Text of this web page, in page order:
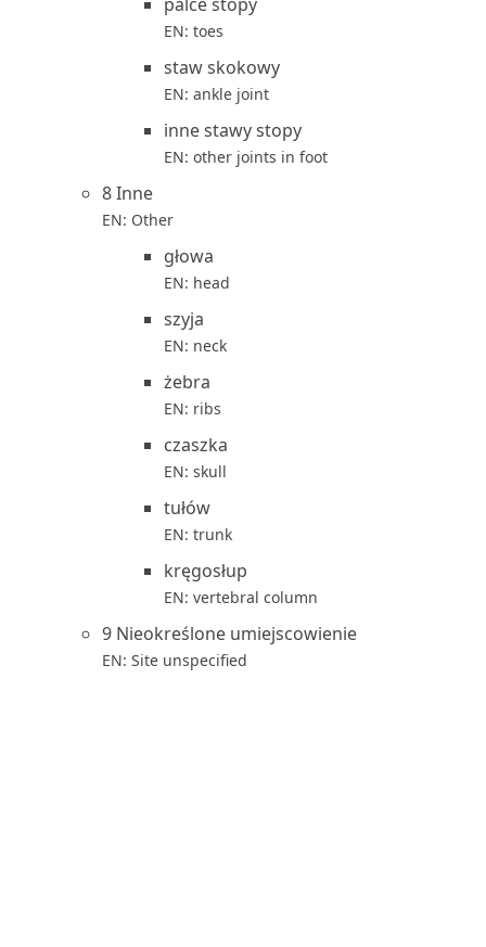
EN: toes
staw skokowy
EN: ankle joint
inne stawy stopy
EN: other joints in foot
8 Inne
EN: Other
głowa
EN: head
szyja
EN: neck
żebra
EN: ribs
czaszka
EN: skull
tułów
EN: trunk
kręgosłup
EN: vertebral column
9 Nieokreślone umiejscowienie
EN: Site unspecified